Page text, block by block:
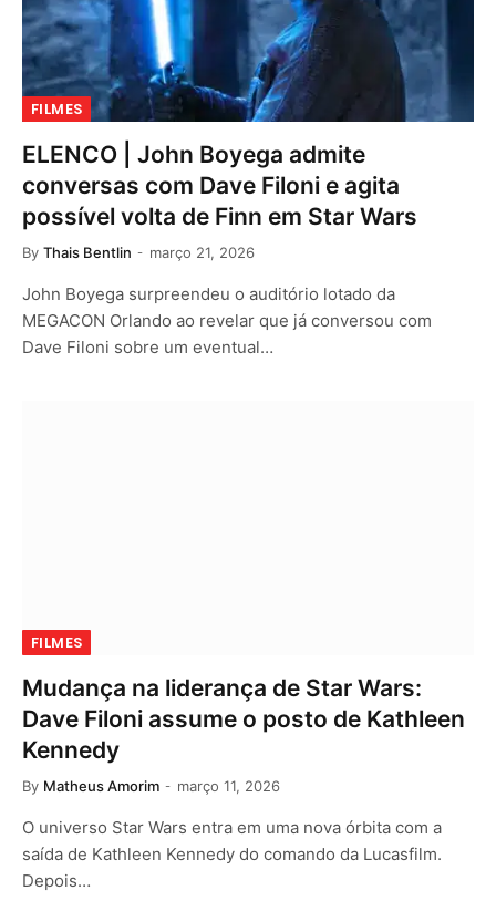
FILMES
ELENCO | John Boyega admite
conversas com Dave Filoni e agita
possível volta de Finn em Star Wars
By Thais Bentlin março 21, 2026
John Boyega surpreendeu o auditório lotado da
MEGACON Orlando ao revelar que já conversou com
Dave Filoni sobre um eventual…
FILMES
Mudança na liderança de Star Wars:
Dave Filoni assume o posto de Kathleen
Kennedy
By Matheus Amorim março 11, 2026
O universo Star Wars entra em uma nova órbita com a
saída de Kathleen Kennedy do comando da Lucasfilm.
Depois…